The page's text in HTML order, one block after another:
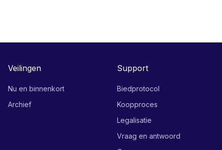
Veilingen
Nu en binnenkort
Archief
Support
Biedprotocol
Koopproces
Legalisatie
Vraag en antwoord